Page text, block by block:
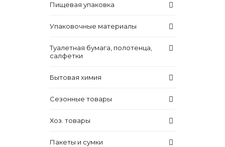
Пищевая упаковка
Упаковочные материалы
Туалетная бумага, полотенца,
салфетки
Бытовая химия
Сезонные товары
Хоз. товары
Пакеты и сумки